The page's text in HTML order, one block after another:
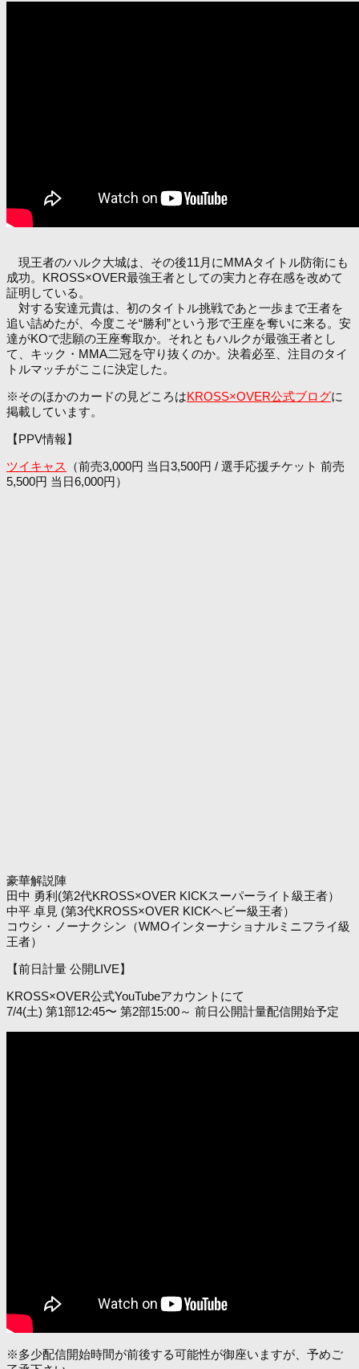
現王者のハルク大城は、その後11月にMMAタイトル防衛にも
成功。KROSS×OVER最強王者としての実力と存在感を改めて
証明している。
対する安達元貴は、初のタイトル挑戦であと一歩まで王者を
追い詰めたが、今度こそ“勝利”という形で王座を奪いに来る。安
達がKOで悲願の王座奪取か。それともハルクが最強王者とし
て、キック・MMA二冠を守り抜くのか。決着必至、注目のタイ
トルマッチがここに決定した。
※そのほかのカードの見どころはKROSS×OVER公式ブログに
掲載しています。
【PPV情報】
ツイキャス
（前売3,000円 当日3,500円 / 選手応援チケット 前売
5,500円 当日6,000円）
豪華解説陣
田中 勇利(第2代KROSS×OVER KICKスーパーライト級王者）
中平 卓見 (第3代KROSS×OVER KICKヘビー級王者）
コウシ・ノーナクシン（WMOインターナショナルミニフライ級
王者）
【前日計量 公開LIVE】
KROSS×OVER公式YouTubeアカウントにて
7/4(土) 第1部12:45〜 第2部15:00～ 前日公開計量配信開始予定
※多少配信開始時間が前後する可能性が御座いますが、予めご